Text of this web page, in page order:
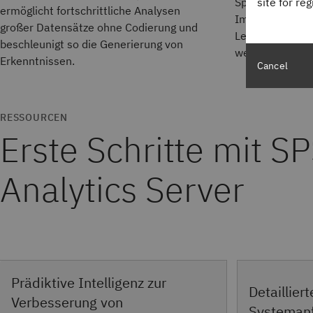
ermöglicht fortschrittliche Analysen
großer Datensätze ohne Codierung und
beschleunigt so die Generierung von
Erkenntnissen.
Impala und
Leistung,
werden, wo sie
RESSOURCEN
Erste Schritte mit
Analytics Server
Prädiktive Intelligenz zur
Verbesserung von
Cancel